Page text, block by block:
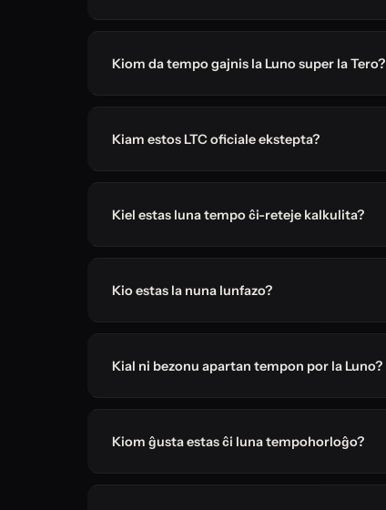
Kiom da tempo gajnis la Luno super la Tero?
Kiam estos LTC oficiale ekstepta?
Kiel estas luna tempo ĉi-reteje kalkulita?
Kio estas la nuna lunfazo?
Kial ni bezonu apartan tempon por la Luno?
Kiom ĝusta estas ĉi luna tempohorloĝo?